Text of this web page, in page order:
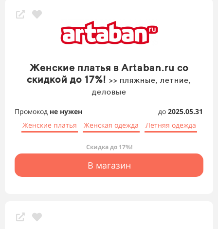
Женские платья в Artaban.ru со
скидкой до 17%! >> пляжные, летние,
деловые
Промокод не нужен до 2025.05.31
Женские платья
Женская одежда Летняя одежда
Скидка до 17%!
В магазин